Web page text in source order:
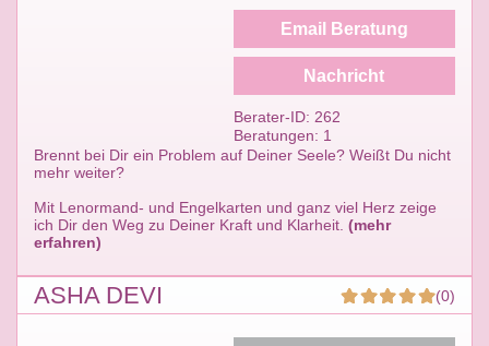
Brennt bei Dir ein Problem auf Deiner Seele? Weißt Du nicht
mehr weiter?
Mit Lenormand- und Engelkarten und ganz viel Herz zeige
ich Dir den Weg zu Deiner Kraft und Klarheit. (mehr
erfahren)
Email Beratung
Nachricht
Berater-ID: 262
Beratungen: 1
ASHA DEVI (0)